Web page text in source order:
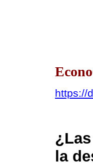
https://
la